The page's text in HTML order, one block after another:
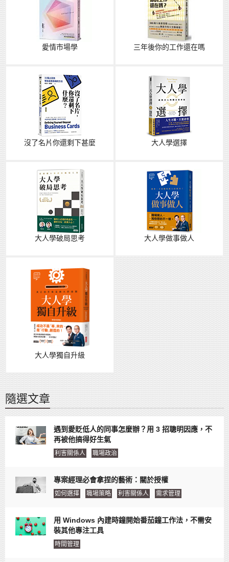
愛情市場學 三年後你的工作還在嗎
沒了名片你還剩下甚麼 大人學選擇
大人學破局思考 大人學做事做人
大人學獨自升級
隨選文章
遇到愛貶低人的同事怎麼辦？用 3 招聰明因應，不
再被他搞得好生氣
利害關係人 職場政治
專案經理必會拿捏的藝術：關於授權
如何選擇 職場策略 利害關係人 需求管理
用 Windows 內建時鐘開始番茄鐘工作法，不需安
裝其他專注工具
時間管理